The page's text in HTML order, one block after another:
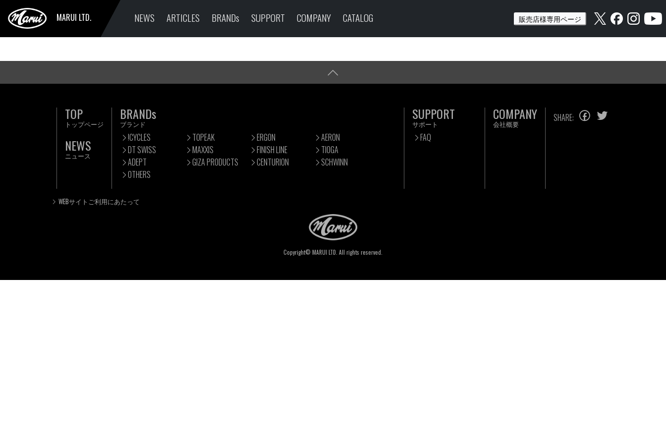
MARUI LTD. NEWS ARTICLES BRANDs SUPPORT COMPANY CATALOG 販売店様専用ページ
TOP
トップページ
NEWS
ニュース
BRANDs
ブランド
!CYCLES TOPEAK ERGON
AERON
DT SWISS
MAXXIS FINISH LINE
TIOGA
ADEPT
GIZA PRODUCTS CENTURION
SCHWINN
OTHERS
SUPPORT
サポート
FAQ
COMPANY
会社概要
SHARE:
WEBサイトご利用にあたって
Copyright© MARUI LTD. All rights reserved.